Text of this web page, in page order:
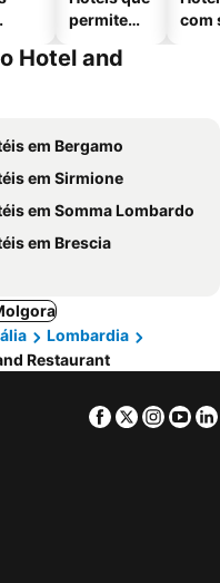
permitem
com
Hotel and
em Bergamo
em Sirmione
em Somma Lombardo
em Brescia
Lombardia
Restaurant
Facebook
Twitter